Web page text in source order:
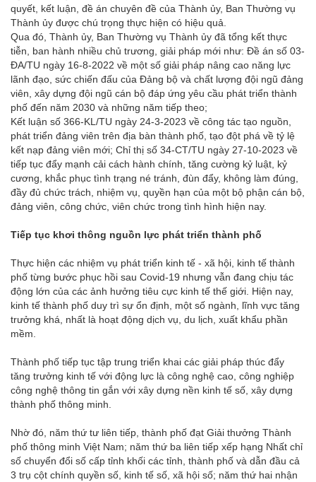
quyết, kết luận, đề án chuyên đề của Thành ủy, Ban Thường vụ
Thành ủy được chú trọng thực hiện có hiệu quả.
Qua đó, Thành ủy, Ban Thường vụ Thành ủy đã tổng kết thực
tiễn, ban hành nhiều chủ trương, giải pháp mới như: Đề án số 03-
ĐA/TU ngày 16-8-2022 về một số giải pháp nâng cao năng lực
lãnh đạo, sức chiến đấu của Đảng bộ và chất lượng đội ngũ đảng
viên, xây dựng đội ngũ cán bộ đáp ứng yêu cầu phát triển thành
phố đến năm 2030 và những năm tiếp theo;
Kết luận số 366-KL/TU ngày 24-3-2023 về công tác tạo nguồn,
phát triển đảng viên trên địa bàn thành phố, tạo đột phá về tỷ lệ
kết nạp đảng viên mới; Chỉ thị số 34-CT/TU ngày 27-10-2023 về
tiếp tục đẩy mạnh cải cách hành chính, tăng cường kỷ luật, kỷ
cương, khắc phục tình trạng né tránh, đùn đẩy, không làm đúng,
đầy đủ chức trách, nhiệm vụ, quyền hạn của một bộ phận cán bộ,
đảng viên, công chức, viên chức trong tình hình hiện nay.
Tiếp tục khơi thông nguồn lực phát triển thành phố
Thực hiện các nhiệm vụ phát triển kinh tế - xã hội, kinh tế thành
phố từng bước phục hồi sau Covid-19 nhưng vẫn đang chịu tác
động lớn của các ảnh hưởng tiêu cực kinh tế thế giới. Hiện nay,
kinh tế thành phố duy trì sự ổn định, một số ngành, lĩnh vực tăng
trưởng khá, nhất là hoạt động dịch vụ, du lịch, xuất khẩu phần
mềm.
Thành phố tiếp tục tập trung triển khai các giải pháp thúc đẩy
tăng trưởng kinh tế với động lực là công nghệ cao, công nghiệp
công nghệ thông tin gắn với xây dựng nền kinh tế số, xây dựng
thành phố thông minh.
Nhờ đó, năm thứ tư liên tiếp, thành phố đạt Giải thưởng Thành
phố thông minh Việt Nam; năm thứ ba liên tiếp xếp hạng Nhất chỉ
số chuyển đổi số cấp tỉnh khối các tỉnh, thành phố và dẫn đầu cả
3 trụ cột chính quyền số, kinh tế số, xã hội số; năm thứ hai nhận